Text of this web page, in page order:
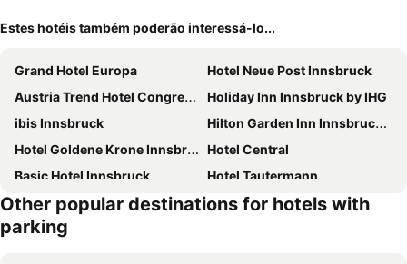
Estes hotéis também poderão interessá-lo...
Grand Hotel Europa
Hotel Neue Post Innsbruck
Austria Trend Hotel Congress Innsbruck
Holiday Inn Innsbruck by IHG
ibis Innsbruck
Hilton Garden Inn Innsbruck Tivoli
Hotel Goldene Krone Innsbruck
Hotel Central
Basic Hotel Innsbruck
Hotel Tautermann
Adlers Hotel
Dorint Sporthotel Garmisch-Partenkirchen
Mountains Hotel
Other popular destinations for hotels with
parking